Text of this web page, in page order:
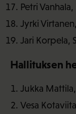
Petri
Jyrki
Jari Korpela,
Hallituksen
Jukka
Vesa